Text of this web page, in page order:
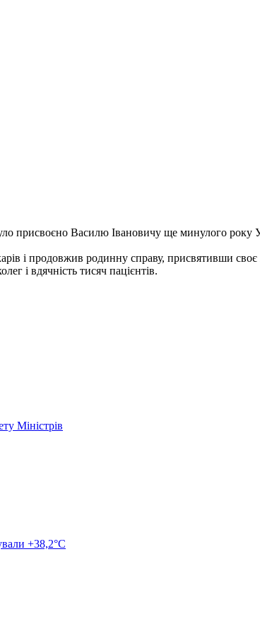
присвоєно Василю Івановичу ще минулого
і продовжив родинну справу, присвятивши своє
і вдячність тисяч пацієнтів.
Міністрів
+38,2°С